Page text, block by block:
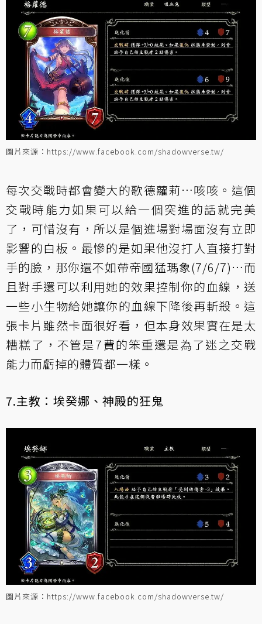
圖片來源：https://www.facebook.com/shadowverse.tw/
每次交戰時都會變大的歌德蘿莉…咳咳。這個
交戰時能力如果可以給一個突進的話就完美
了，可惜沒有，所以是個進場對場面沒有立即
影響的白板。最慘的是如果他沒打人直接打對
手的臉，那你還不如帶帝國猛瑪象(7/6/7)…而
且對手還可以利用她的效果控制你的血線，送
一些小生物給她讓你的血線下降後再斬殺。這
張卡片雖然卡面很好看，但本身效果實在是太
糟糕了，不管是7費的笨重還是為了迷之交戰
能力而虧掉的體質都一樣。
7.主教：埃癸娜、神殿的狂鬼
圖片來源：https://www.facebook.com/shadowverse.tw/